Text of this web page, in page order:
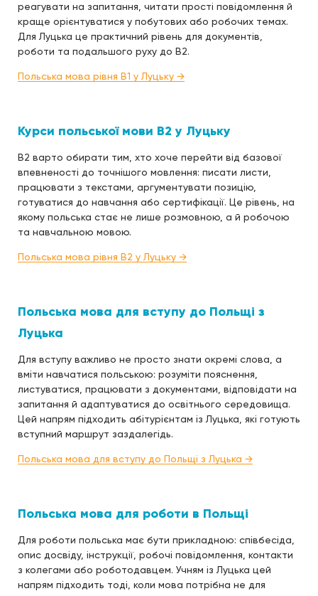
реагувати на запитання, читати прості повідомлення й
краще орієнтуватися у побутових або робочих темах.
Для Луцька це практичний рівень для документів,
роботи та подальшого руху до B2.
Польська мова рівня B1 у Луцьку →
Курси польської мови B2 у Луцьку
B2 варто обирати тим, хто хоче перейти від базової
впевненості до точнішого мовлення: писати листи,
працювати з текстами, аргументувати позицію,
готуватися до навчання або сертифікації. Це рівень, на
якому польська стає не лише розмовною, а й робочою
та навчальною мовою.
Польська мова рівня B2 у Луцьку →
Польська мова для вступу до Польщі з
Луцька
Для вступу важливо не просто знати окремі слова, а
вміти навчатися польською: розуміти пояснення,
листуватися, працювати з документами, відповідати на
запитання й адаптуватися до освітнього середовища.
Цей напрям підходить абітурієнтам із Луцька, які готують
вступний маршрут заздалегідь.
Польська мова для вступу до Польщі з Луцька →
Польська мова для роботи в Польщі
Для роботи польська має бути прикладною: співбесіда,
опис досвіду, інструкції, робочі повідомлення, контакти
з колегами або роботодавцем. Учням із Луцька цей
напрям підходить тоді, коли мова потрібна не для